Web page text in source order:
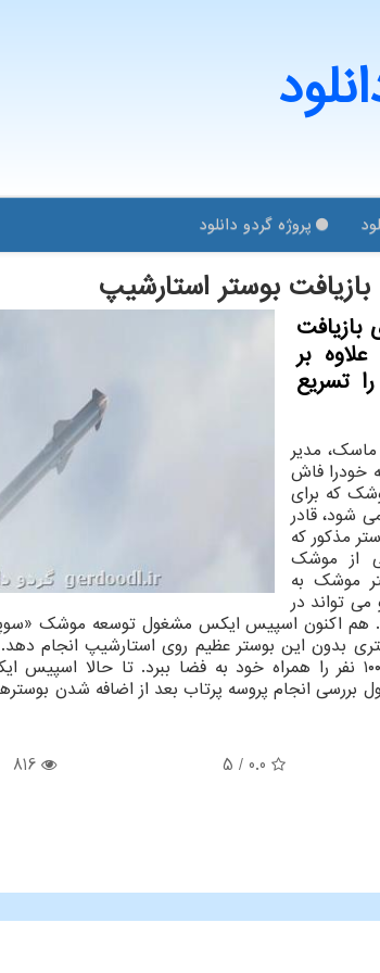
پروژه گردو دانلود
بوستر استارشیپ
بازیافت
بر
تسریع
مدیر
خودرا فاش
که برای
شود، قادر
مذکور که
از موشک
موشک به
تواند در
هم اکنون اسپیس ایکس مشغول توسعه موشک
بدون این بوستر عظیم روی استارشیپ انجام
انجام پروسه پرتاب بعد از اضافه شدن
0.0
/
5
816